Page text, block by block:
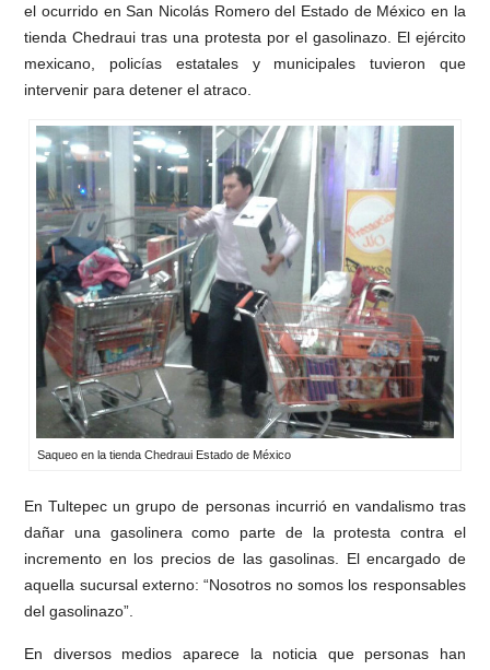
el ocurrido en San Nicolás Romero del Estado de México en la
tienda Chedraui tras una protesta por el gasolinazo. El ejército
mexicano, policías estatales y municipales tuvieron que
intervenir para detener el atraco.
Saqueo en la tienda Chedraui Estado de México
En Tultepec un grupo de personas incurrió en vandalismo tras
dañar una gasolinera como parte de la protesta contra el
incremento en los precios de las gasolinas. El encargado de
aquella sucursal externo: “Nosotros no somos los responsables
del gasolinazo”.
En diversos medios aparece la noticia que personas han